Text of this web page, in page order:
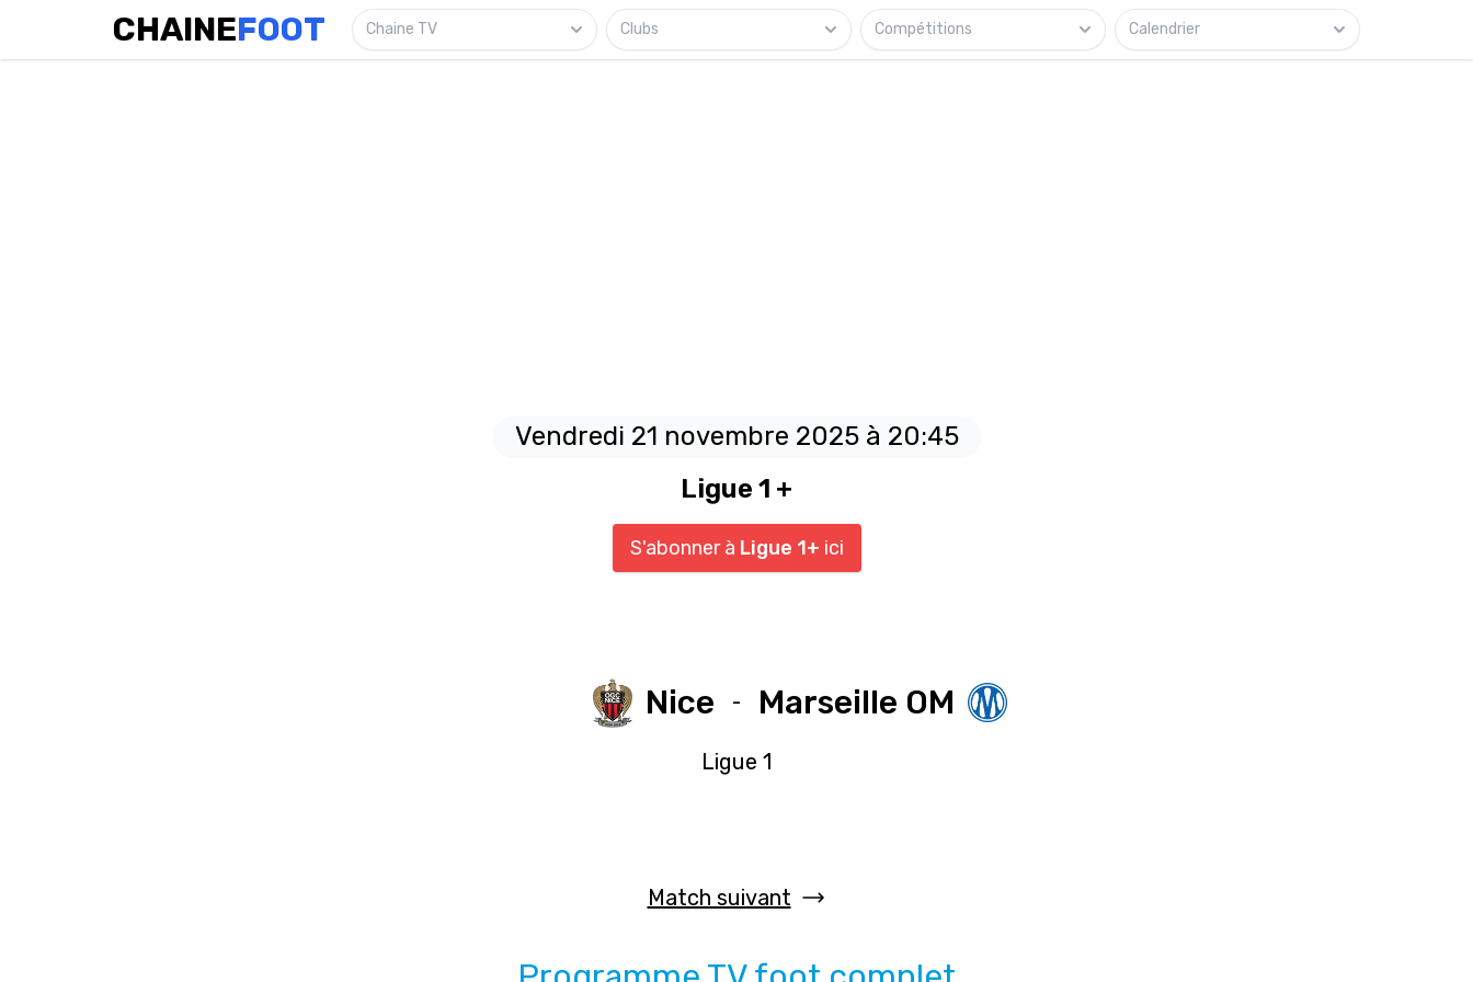
CHAINEFOOT Chaine TV Clubs Compétitions Calendrier
Vendredi 21 novembre 2025 à 20:45
Ligue 1 +
S'abonner à Ligue 1+ ici
Nice - Marseille OM
Ligue 1
Match suivant